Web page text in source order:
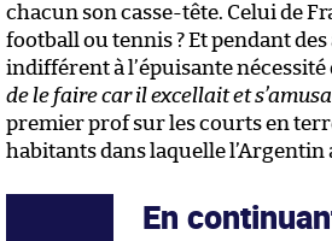
chacun son casse-tête. Celui de
football ou tennis ? Et pendant
indifférent à l’épuisante
de le faire car il excellait et
premier prof sur les courts en
habitants dans laquelle l’Argentin
En